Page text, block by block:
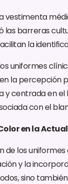
vestimenta
las barreras
la
uniformes
la percepción
y centrada en el
con el
en la
de los
y la
sino